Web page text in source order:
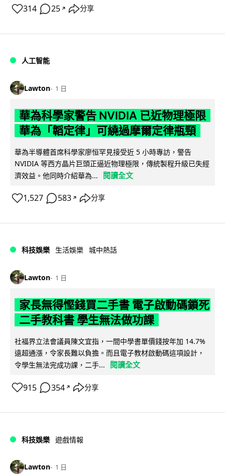
314 25 ↗ 分享
人工智能
Lawton 1 日
華為科學家警告 NVIDIA 已近物理極限
華為「韜定律」可繞過摩爾定律瓶頸
華為半導體首席科學家廖恒罕見接受近 5 小時專訪，警告
NVIDIA 等西方晶片巨頭正逼近物理極限，傳統製程升級已失經
濟效益。他同時介紹華為...
閱讀全文
1,527 583 ↗ 分享
科技娛樂 生活娛樂 城中熱話
Lawton 1 日
家長無得慳錢買二手書 電子啟動碼鎖死
二手教科書 學生無法做功課
社福界立法會議員陳文宜指，一間中學書單價錢按年加 14.7%
遠超通漲，令家長難以負擔。而且電子教材啟動碼這項設計，
令學生無法完成功課，二手...
閱讀全文
915 354 ↗ 分享
科技娛樂 遊戲情報
Lawton 1 日